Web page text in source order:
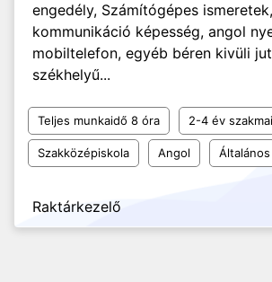
engedély, Számítógépes
kommunikáció képesség, angol
mobiltelefon, egyéb béren kivüli
székhelyű...
Teljes munkaidő 8 óra 2-4 év
Szakközépiskola Angol Általános
Raktárkezelő